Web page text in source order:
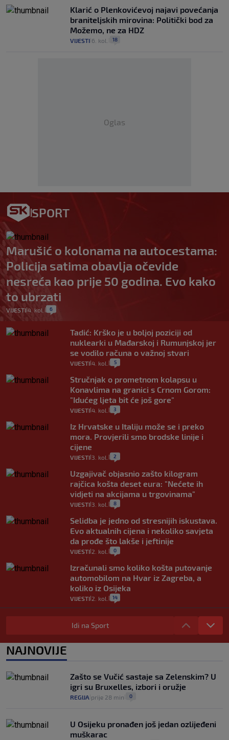
Klarić o Plenkovićevoj najavi povećanja
braniteljskih mirovina: Politički bod za
Možemo, ne za HDZ
VIJESTI 6. kol. 18
Oglas
SPORT
Marušić o kolonama na autocestama:
Policija satima obavlja očevide
nesreća kao prije 50 godina. Evo kako
to ubrzati
VIJESTI 4. kol. 6
Tadić: Krško je u boljoj poziciji od
nuklearki u Mađarskoj i Rumunjskoj jer
se vodilo računa o važnoj stvari
VIJESTI 4. kol. 5
Stručnjak o prometnom kolapsu u
Konavlima na granici s Crnom Gorom:
"Idućeg ljeta bit će još gore"
VIJESTI 4. kol. 3
Iz Hrvatske u Italiju može se i preko
mora. Provjerili smo brodske linije i
cijene
VIJESTI 3. kol. 2
Uzgajivač objasnio zašto kilogram
rajčica košta deset eura: "Nećete ih
vidjeti na akcijama u trgovinama"
VIJESTI 3. kol. 8
Selidba je jedno od stresnijih iskustava.
Evo aktualnih cijena i nekoliko savjeta
da prođe što lakše i jeftinije
VIJESTI 2. kol. 0
Izračunali smo koliko košta putovanje
automobilom na Hvar iz Zagreba, a
koliko iz Osijeka
VIJESTI 2. kol. 14
"Kći je otišla na more, a zaboravila
zdravstvenu iskaznicu". Kakva su prava
pacijenata izvan mjesta prebivališta?
1
junaci naših priča budu oni koji pomažu,
a ne oni koji su pobijedili nekoga"
VIJESTI 2
Idi na Sport
NAJNOVIJE
Zašto se Vučić sastaje sa Zelenskim? U
igri su Bruxelles, izbori i oružje
REGIJA prije 28 min 0
U Osijeku pronađen još jedan ozlijeđeni
muškarac